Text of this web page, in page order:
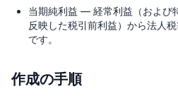
当期純利益 — 経常利益（および
反映した税引前利益）から法人
です。
作成の手順